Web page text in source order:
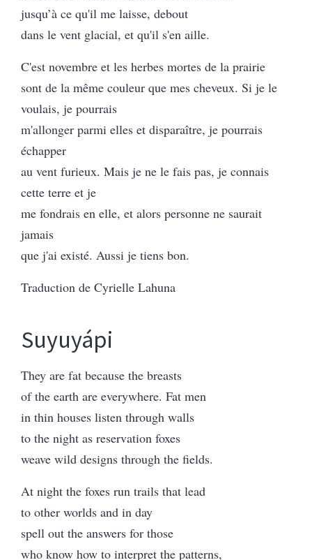
jusqu’à ce qu'il me laisse, debout
dans le vent glacial, et qu'il s'en aille.
C'est novembre et les herbes mortes de la prairie
sont de la même couleur que mes cheveux. Si je le
voulais, je pourrais
m'allonger parmi elles et disparaître, je pourrais
échapper
au vent furieux. Mais je ne le fais pas, je connais
cette terre et je
me fondrais en elle, et alors personne ne saurait
jamais
que j'ai existé. Aussi je tiens bon.
Traduction de Cyrielle Lahuna
Suyuyápi
They are fat because the breasts
of the earth are everywhere. Fat men
in thin houses listen through walls
to the night as reservation foxes
weave wild designs through the fields.
At night the foxes run trails that lead
to other worlds and in day
spell out the answers for those
who know how to interpret the patterns,